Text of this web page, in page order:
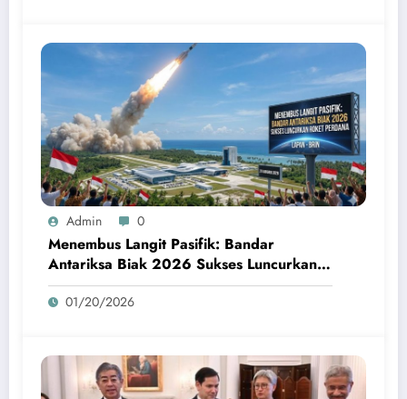
Admin 0
Menembus Langit Pasifik: Bandar
Antariksa Biak 2026 Sukses Luncurkan
Roket Perdana
01/20/2026